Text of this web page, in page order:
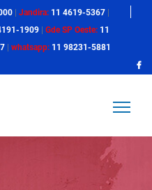
| Jandira: 11 4619-5367|
1909| Gde SP Oeste: 11
| whatsapp: 11 98231-5881